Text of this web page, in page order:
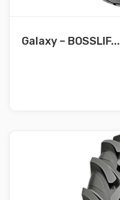
Galaxy – BOSSLIF...